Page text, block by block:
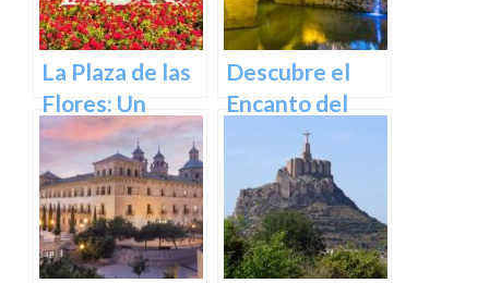
La Plaza de las
Flores: Un
Rincón de Color
en la Ciudad de
Murcia
Descubre el
Encanto del
Puente de los
Peligros en
Murcia: Un
Icono Histórico
y Cultural en el